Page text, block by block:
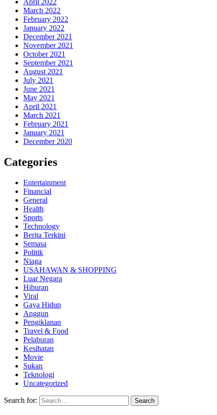
April 2022
March 2022
February 2022
January 2022
December 2021
November 2021
October 2021
September 2021
August 2021
July 2021
June 2021
May 2021
April 2021
March 2021
February 2021
January 2021
December 2020
Categories
Entertainment
Financial
General
Health
Sports
Technology
Berita Terkini
Semasa
Politik
Niaga
USAHAWAN & SHOPPING
Luar Negara
Hiburan
Viral
Gaya Hidup
Anggun
Pengiklanan
Travel & Food
Pelaburan
Kesihatan
Movie
Sukan
Teknologi
Uncategorized
Search for: